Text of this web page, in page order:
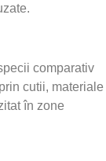
comparativ
cutii, materiale
în zone